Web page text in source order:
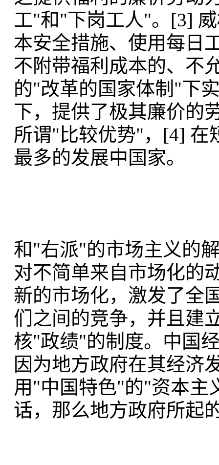
工"和"下岗工人"。[3]
本安全措施、使用每日
不附带福利成本的、不
的"改革的国家体制"下
下，提供了极其廉价的
所谓"比较优势"，[4] 在
最多的发展中国家。
和"右派"的市场主义的
对不简单来自市场化的
新的市场化，激发了全
们之间的竞争，并且建
核"政绩"的制度。中国
因为地方政府在其经济
用"中国特色"的"资本主
话，那么地方政府所起